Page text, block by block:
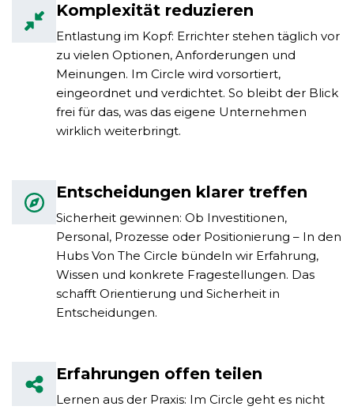
Komplexität reduzieren
Entlastung im Kopf: Errichter stehen täglich vor
zu vielen Optionen, Anforderungen und
Meinungen. Im Circle wird vorsortiert,
eingeordnet und verdichtet. So bleibt der Blick
frei für das, was das eigene Unternehmen
wirklich weiterbringt.
Entscheidungen klarer treffen
Sicherheit gewinnen: Ob Investitionen,
Personal, Prozesse oder Positionierung – In den
Hubs Von The Circle bündeln wir Erfahrung,
Wissen und konkrete Fragestellungen. Das
schafft Orientierung und Sicherheit in
Entscheidungen.
Erfahrungen offen teilen
Lernen aus der Praxis: Im Circle geht es nicht